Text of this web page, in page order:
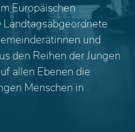
Europäischen
und
den Reihen der Jungen
allen Ebenen die
Menschen in